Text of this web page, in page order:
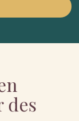
des